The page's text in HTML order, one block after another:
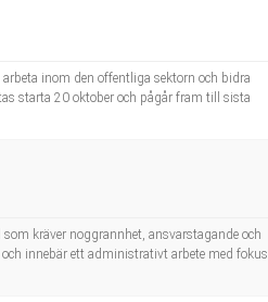
inom den offentliga sektorn och bidra
starta 20 oktober och pågår fram till sista
kräver noggrannhet, ansvarstagande och
innebär ett administrativt arbete med fokus